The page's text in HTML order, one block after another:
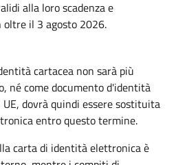
alla loro scadenza e
il 3 agosto 2026.
cartacea non sarà più
né come documento d'identità
dovrà quindi essere sostituita
entro questo termine.
carta di identità elettronica è